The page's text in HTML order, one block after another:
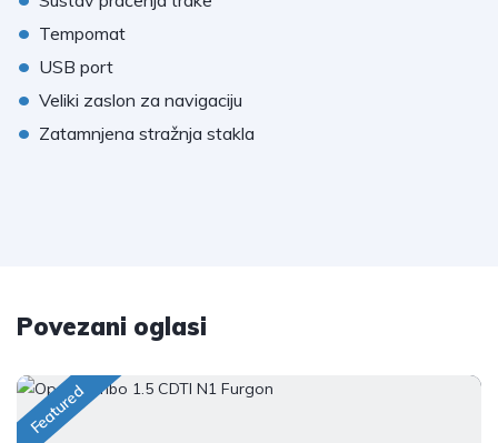
• Tempomat
• USB port
• Veliki zaslon za navigaciju
• Zatamnjena stražnja stakla
Povezani oglasi
Featured